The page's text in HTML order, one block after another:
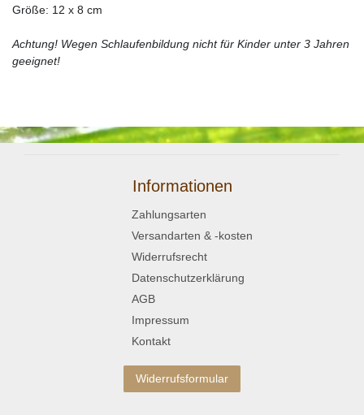
Größe: 12 x 8 cm
Achtung! Wegen Schlaufenbildung nicht für Kinder unter 3 Jahren
geeignet!
Informationen
Zahlungsarten
Versandarten & -kosten
Widerrufsrecht
Datenschutzerklärung
AGB
Impressum
Kontakt
Widerrufsformular